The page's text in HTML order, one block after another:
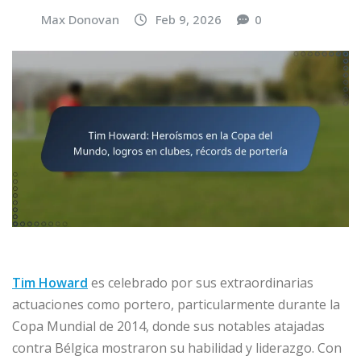
Max Donovan Feb 9, 2026 0
Tim Howard es celebrado por sus extraordinarias
actuaciones como portero, particularmente durante la
Copa Mundial de 2014, donde sus notables atajadas
contra Bélgica mostraron su habilidad y liderazgo. Con